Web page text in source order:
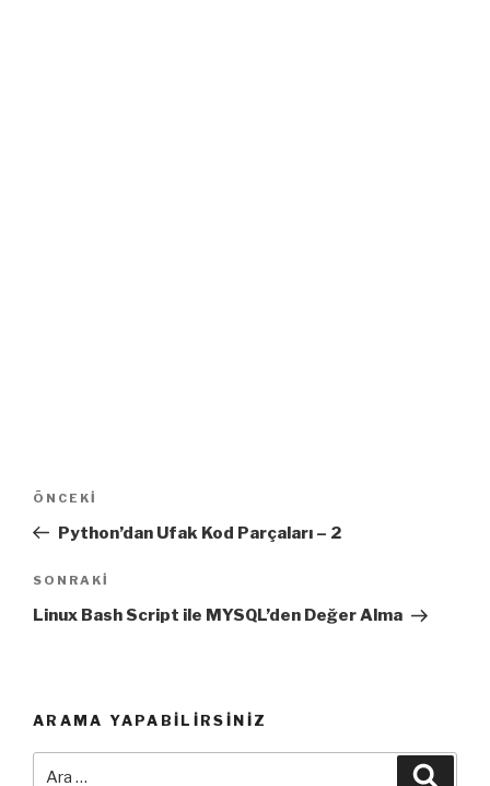
Yazı
Önceki
Yazı
ÖNCEKI
Python’dan Ufak Kod Parçaları – 2
Sonraki
Yazı
SONRAKI
Linux Bash Script ile MYSQL’den Değer Alma
ARAMA YAPABILIRSINIZ